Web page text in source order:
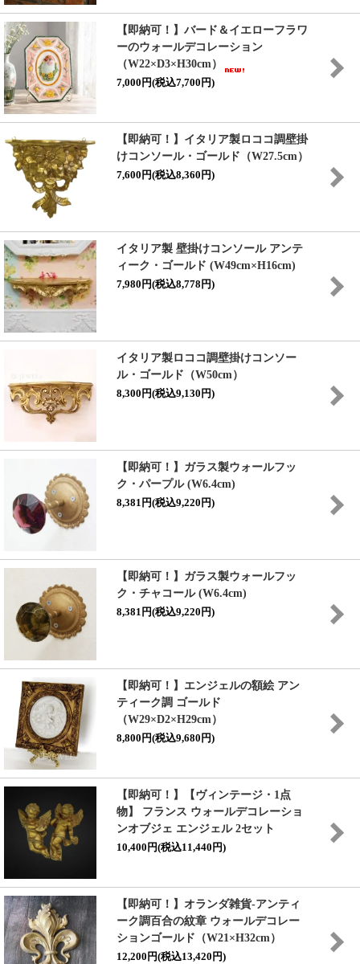
【即納可！】バード＆イエローフラワ
ーのウォールデコレーション
（W22×D3×H30cm）
7,000円(税込7,700円)
【即納可！】イタリア製ロココ調壁掛
けコンソール・ゴールド（W27.5cm）
7,600円(税込8,360円)
イタリア製 壁掛けコンソール アンテ
ィーク・ゴールド (W49cm×H16cm)
7,980円(税込8,778円)
イタリア製ロココ調壁掛けコンソー
ル・ゴールド（W50cm）
8,300円(税込9,130円)
【即納可！】 ガラス製ウォールフッ
ク・パープル (W6.4cm)
8,381円(税込9,220円)
【即納可！】 ガラス製ウォールフッ
ク・チャコール (W6.4cm)
8,381円(税込9,220円)
【即納可！】エンジェルの額絵 アン
ティーク調 ゴールド
（W29×D2×H29cm）
8,800円(税込9,680円)
【即納可！】【ヴィンテージ・1点
物】 フランス ウォールデコレーショ
ンオブジェ エンジェル 2セット
10,400円(税込11,440円)
【即納可！】オランダ雑貨-アンティ
ーク調百合の紋章 ウォールデコレー
ションゴールド（W21×H32cm）
12,200円(税込13,420円)